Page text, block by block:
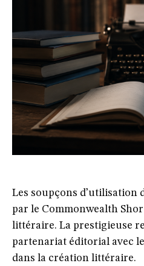
Les soupçons d’utilisation
par le Commonwealth
littéraire. La prestigieuse
partenariat éditorial avec
dans la création littéraire.